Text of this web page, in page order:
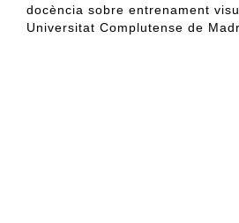
docència sobre entrenament
Universitat Complutense de